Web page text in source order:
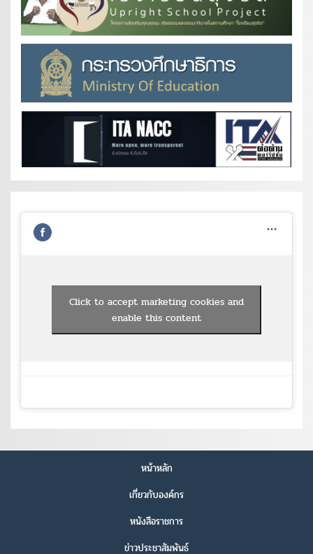
Click to accept marketing cookies and
enable this content
หน้าหลัก
เกี่ยวกับองค์กร
หนังสือราชการ
ข่าวประชาสัมพันธ์